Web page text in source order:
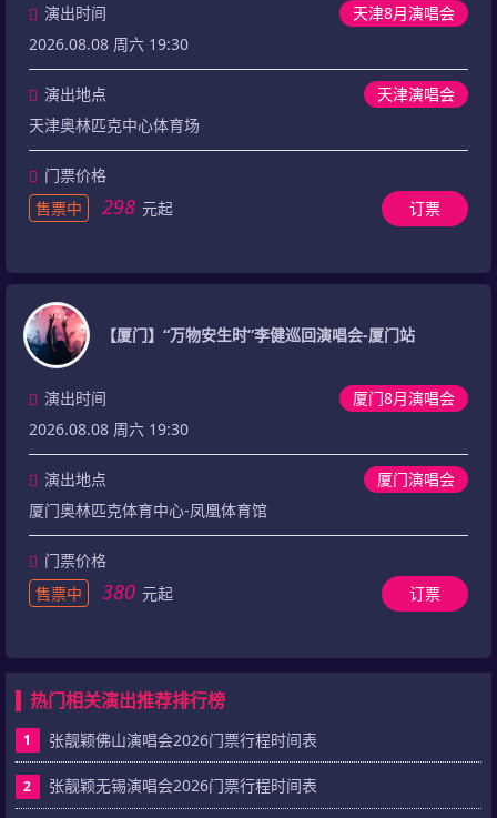
天津8月演唱会
演出时间
2026.08.08 周六 19:30
演出地点
天津演唱会
天津奥林匹克中心体育场
门票价格
售票中
298 元起 订票
【厦门】“万物安生时”李健巡回演唱会-厦门站
厦门8月演唱会
演出时间
2026.08.08 周六 19:30
演出地点
厦门演唱会
厦门奥林匹克体育中心-凤凰体育馆
门票价格
售票中
380 元起 订票
热门相关演出推荐排行榜
1 张靓颖佛山演唱会2026门票行程时间表
2 张靓颖无锡演唱会2026门票行程时间表